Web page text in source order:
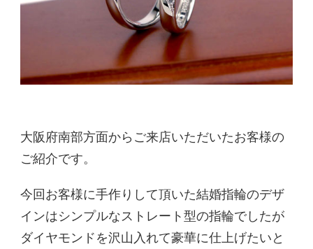
大阪府南部方面からご来店いただいたお客様の
ご紹介です。
今回お客様に手作りして頂いた結婚指輪のデザ
インはシンプルなストレート型の指輪でしたが
ダイヤモンドを沢山入れて豪華に仕上げたいと